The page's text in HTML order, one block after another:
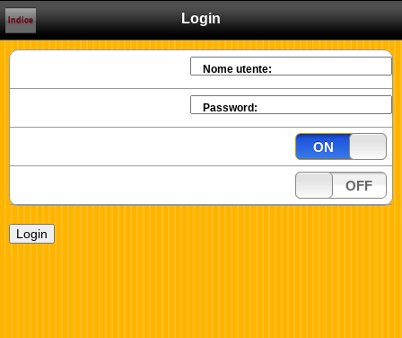
Login
Indice
Nome utente:
Password:
ON
OFF